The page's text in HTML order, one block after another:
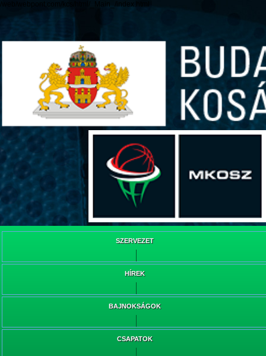
/web/webpont.com/kcs/html/_Main_/index.html
SZERVEZET
HÍREK
BAJNOKSÁGOK
CSAPATOK